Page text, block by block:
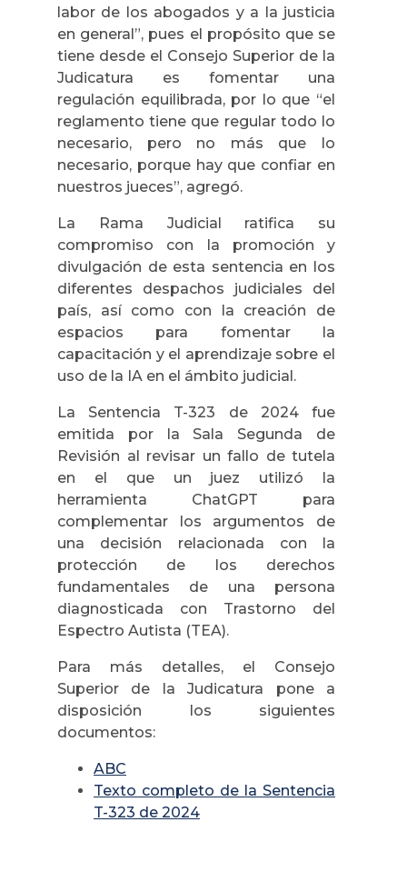
labor de los abogados y a la justicia
en general”, pues el propósito que se
tiene desde el Consejo Superior de la
Judicatura es fomentar una
regulación equilibrada, por lo que “el
reglamento tiene que regular todo lo
necesario, pero no más que lo
necesario, porque hay que confiar en
nuestros jueces”, agregó.
La Rama Judicial ratifica su
compromiso con la promoción y
divulgación de esta sentencia en los
diferentes despachos judiciales del
país, así como con la creación de
espacios para fomentar la
capacitación y el aprendizaje sobre el
uso de la IA en el ámbito judicial.
La Sentencia T-323 de 2024 fue
emitida por la Sala Segunda de
Revisión al revisar un fallo de tutela
en el que un juez utilizó la
herramienta ChatGPT para
complementar los argumentos de
una decisión relacionada con la
protección de los derechos
fundamentales de una persona
diagnosticada con Trastorno del
Espectro Autista (TEA).
Para más detalles, el Consejo
Superior de la Judicatura pone a
disposición los siguientes
documentos:
ABC
Texto completo de la Sentencia
T-323 de 2024